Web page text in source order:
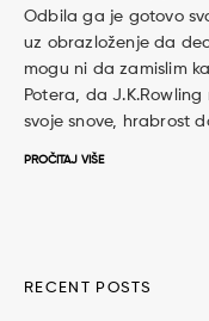
Odbila ga je gotovo
uz obrazloženje da
mogu ni da zamislim
Potera, da
svoje snove, hrabrost
PROČITAJ VIŠE
RECENT POSTS